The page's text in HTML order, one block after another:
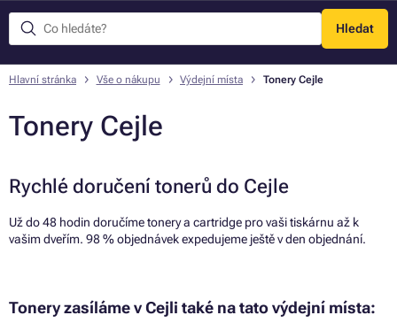
Hledat
Menu
Hlavní stránka Vše o nákupu Výdejní místa Tonery Cejle
Tonery Cejle
Rychlé doručení tonerů do Cejle
Už do 48 hodin doručíme tonery a cartridge pro vaši tiskárnu až k
vašim dveřím. 98 % objednávek expedujeme ještě v den objednání.
Tonery zasíláme v Cejli také na tato výdejní místa: